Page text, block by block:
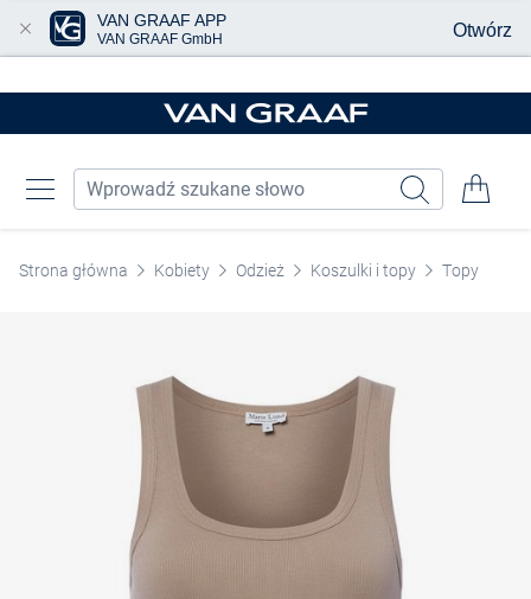
Strona główna Kobiety Odzież Koszulki i topy Topy
VAN GRAAF APP
VAN GRAAF GmbH Otwórz